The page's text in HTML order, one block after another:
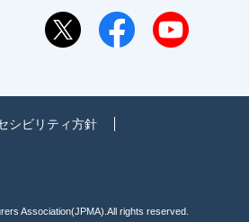
シビリティ方針
Association(JPMA).All rights reserved.